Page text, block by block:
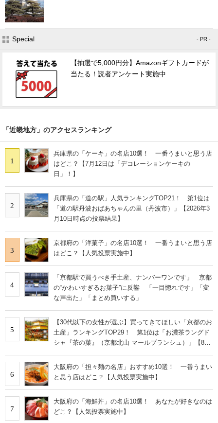
Special - PR -
【抽選で5,000円分】Amazonギフトカードが
当たる！読者アンケート実施中
「近畿地方」のアクセスランキング
1
兵庫県の「ケーキ」の名店10選！ 一番うまいと思う店
はどこ？【7月12日は「デコレーションケーキの
日」！】
2
兵庫県の「道の駅」人気ランキングTOP21！ 第1位は
「道の駅丹波おばあちゃんの里（丹波市）」【2026年3
月10日時点の投票結果】
3
京都府の「洋菓子」の名店10選！ 一番うまいと思う店
はどこ？【人気投票実施中】
4
「京都駅で買うべき手土産、ナンバーワンです」 京都
の“かわいすぎるお菓子”に反響 「一目惚れです」「変
な声出た」「まとめ買いする」
5
【30代以下の女性が選ぶ】買ってきてほしい「京都のお
土産」ランキングTOP29！ 第1位は「お濃茶ラングド
シャ『茶の菓』（京都北山 マールブランシュ）」【8月
6
大阪府の「担々麺の名店」おすすめ10選！ 一番うまい
と思う店はどこ？【人気投票実施中】
7
大阪府の「海鮮丼」の名店10選！ あなたが好きなのは
どこ？【人気投票実施中】